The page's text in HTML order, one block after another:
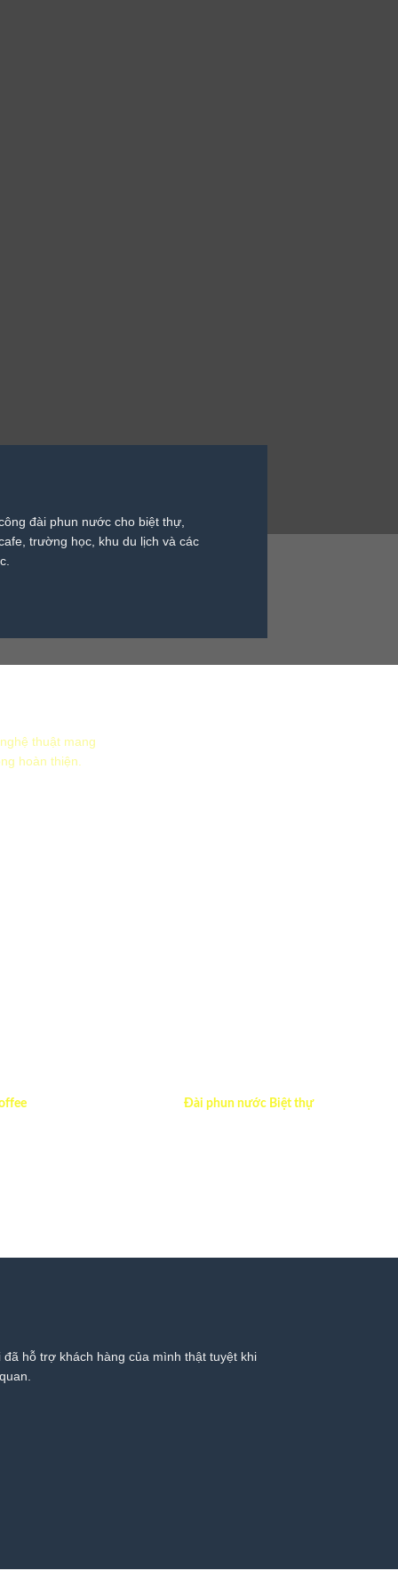
đài phun nước cho biệt thự,
trường học, khu du lịch và các
thuật mang
hoàn thiện.
Đài phun nước Biệt thự
hỗ trợ khách hàng của mình thật tuyệt khi